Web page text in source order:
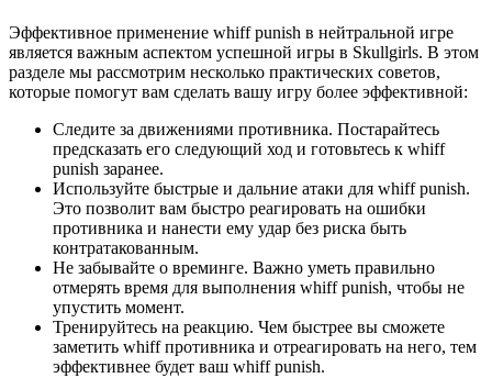
Эффективное применение whiff punish в нейтральной игре
является важным аспектом успешной игры в Skullgirls. В этом
разделе мы рассмотрим несколько практических советов,
которые помогут вам сделать вашу игру более эффективной:
Следите за движениями противника. Постарайтесь
предсказать его следующий ход и готовьтесь к whiff
punish заранее.
Используйте быстрые и дальние атаки для whiff punish.
Это позволит вам быстро реагировать на ошибки
противника и нанести ему удар без риска быть
контратакованным.
Не забывайте о времинге. Важно уметь правильно
отмерять время для выполнения whiff punish, чтобы не
упустить момент.
Тренируйтесь на реакцию. Чем быстрее вы сможете
заметить whiff противника и отреагировать на него, тем
эффективнее будет ваш whiff punish.